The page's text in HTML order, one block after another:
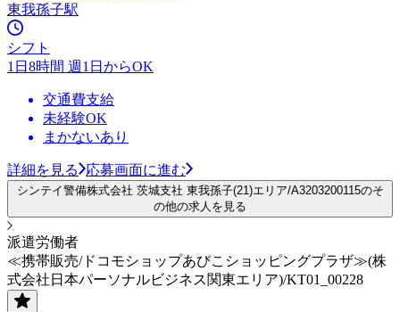
東我孫子駅
シフト
1日8時間 週1日からOK
交通費支給
未経験OK
まかないあり
詳細を見る 応募画面に進む
シンテイ警備株式会社 茨城支社 東我孫子(21)エリア/A3203200115のそ
の他の求人を見る
派遣労働者
≪携帯販売/ドコモショップあびこショッピングプラザ≫(株
式会社日本パーソナルビジネス関東エリア)/KT01_00228